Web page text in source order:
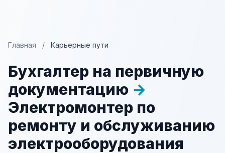
Главная / Карьерные пути
Бухгалтер на первичную
документацию →
Электромонтер по
ремонту и обслуживанию
электрооборудования